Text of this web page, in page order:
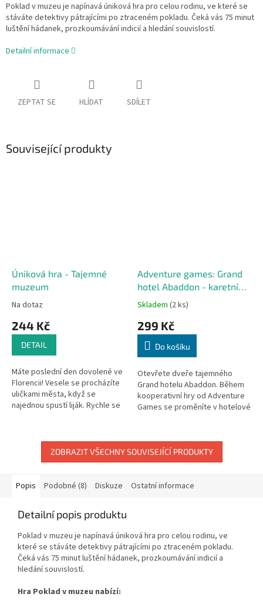
Poklad v muzeu je napínavá úniková hra pro celou rodinu, ve které se
stáváte detektivy pátrajícími po ztraceném pokladu. Čeká vás 75 minut
luštění hádanek, prozkoumávání indicií a hledání souvislostí.
Detailní informace
ZEPTAT SE HLÍDAT SDÍLET
Související produkty
Úniková hra - Tajemné
muzeum
Na dotaz
244 Kč
DETAIL
Máte poslední den dovolené ve
Florencii! Vesele se procházíte
uličkami města, když se
najednou spustí liják. Rychle se
Adventure games: Grand
hotel Abaddon - karetní
hra
Skladem (2 ks)
299 Kč
Do košíku
Otevřete dveře tajemného
Grand hotelu Abaddon. Během
kooperativní hry od Adventure
Games se proměníte v hotelové
Každý...
ZOBRAZIT VŠECHNY SOUVISEJÍCÍ PRODUKTY
Popis Podobné (8) Diskuze Ostatní informace
Detailní popis produktu
Poklad v muzeu je napínavá úniková hra pro celou rodinu, ve
které se stáváte detektivy pátrajícími po ztraceném pokladu.
Čeká vás 75 minut luštění hádanek, prozkoumávání indicií a
hledání souvislostí.
Hra Poklad v muzeu nabízí: